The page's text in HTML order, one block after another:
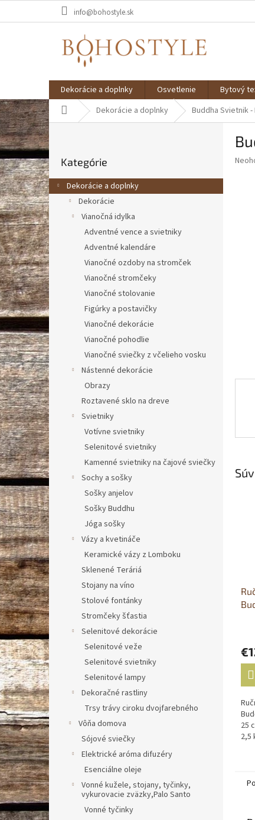
info@bohostyle.sk
Dekorácie a doplnky Osvetlenie Bytový
DomovDekorácie a doplnky Buddha Svietnik
B
o
č
n
ý
p
a
n
e
l
kategórie
Kategórie
Dekorácie a doplnky
Dekorácie
Vianočná idylka
Adventné vence a svietniky
Adventné kalendáre
Vianočné ozdoby na stromček
Vianočné stromčeky
Vianočné stolovanie
Figúrky a postavičky
Vianočné dekorácie
Vianočné pohodlie
Vianočné sviečky z včelieho vosku
Nástenné dekorácie
Obrazy
Roztavené sklo na dreve
Svietniky
Votívne svietniky
Selenitové svietniky
Kamenné svietniky na čajové sviečky
Sochy a sošky
Sošky anjelov
Sošky Buddhu
Jóga sošky
Vázy a kvetináče
Keramické vázy z Lomboku
Sklenené Teráriá
Stojany na víno
Stolové fontánky
Stromčeky šťastia
Selenitové dekorácie
Selenitové veže
Selenitové svietniky
Selenitové lampy
Dekoračné rastliny
Trsy trávy ciroku dvojfarebného
Vôňa domova
Sójové sviečky
Elektrické aróma difuzéry
Esenciálne oleje
Vonné kužele, stojany, tyčinky,
vykurovacie zväzky,Palo Santo
Vonné tyčinky
25
2,5